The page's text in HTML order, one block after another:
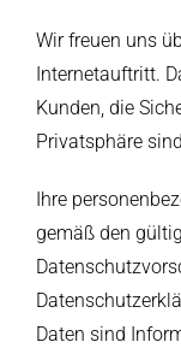
Wir freuen uns
Internetauftritt.
Kunden, die
Privatsphäre
Ihre
gemäß den
Daten sind